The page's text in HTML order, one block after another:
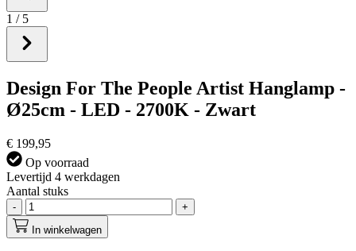
1 / 5
Design For The People Artist Hanglamp -
Ø25cm - LED - 2700K - Zwart
€ 199,95
Op voorraad
Levertijd 4 werkdagen
Aantal stuks
-
+
In winkelwagen